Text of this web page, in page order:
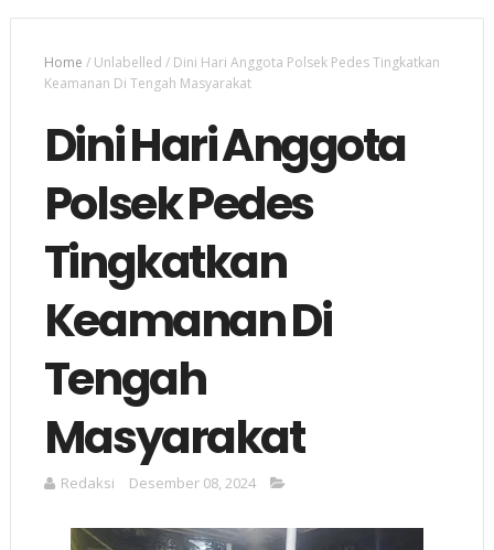
Home /Unlabelled / Dini Hari Anggota Polsek Pedes Tingkatkan
Keamanan Di Tengah Masyarakat
Dini Hari Anggota
Polsek Pedes
Tingkatkan
Keamanan Di
Tengah
Masyarakat
Redaksi Desember 08, 2024